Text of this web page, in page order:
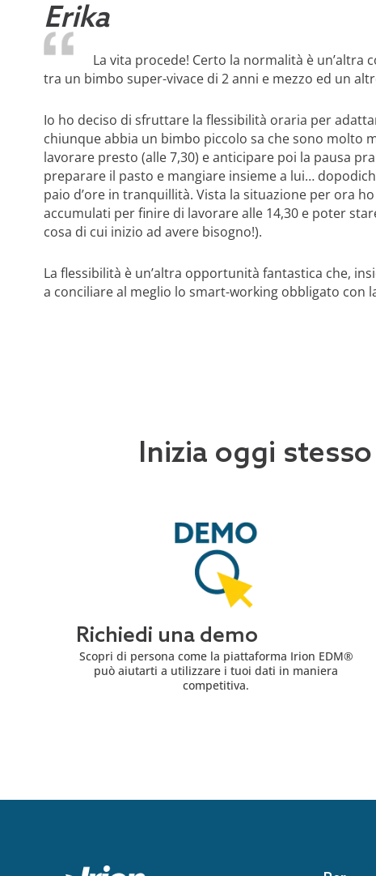
Erika
La vita procede! Certo la normalità è
tra un bimbo super-vivace di 2 anni e mezzo ed un
Io ho deciso di sfruttare la flessibilità oraria per
chiunque abbia un bimbo piccolo sa che sono molto
lavorare presto (alle 7,30) e anticipare poi la pausa
preparare il pasto e mangiare insieme a lui…
paio d’ore in tranquillità. Vista la situazione per ora
accumulati per finire di lavorare alle 14,30 e poter
cosa di cui inizio ad avere bisogno!).
La flessibilità è un’altra opportunità fantastica che,
a conciliare al meglio lo smart-working obbligato con
Inizia oggi
Richiedi una demo
Scopri di persona come la piattaforma Irion EDM®
può aiutarti a utilizzare i tuoi dati in maniera
competitiva.